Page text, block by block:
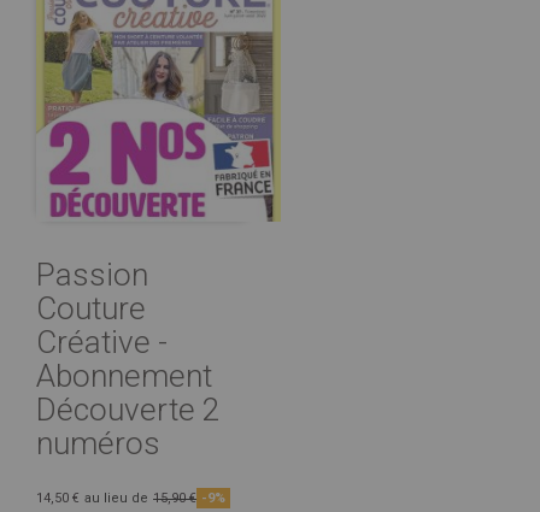
Passion
Couture
Créative -
Abonnement
Découverte 2
numéros
14,50 € au lieu de 15,90 € -9%